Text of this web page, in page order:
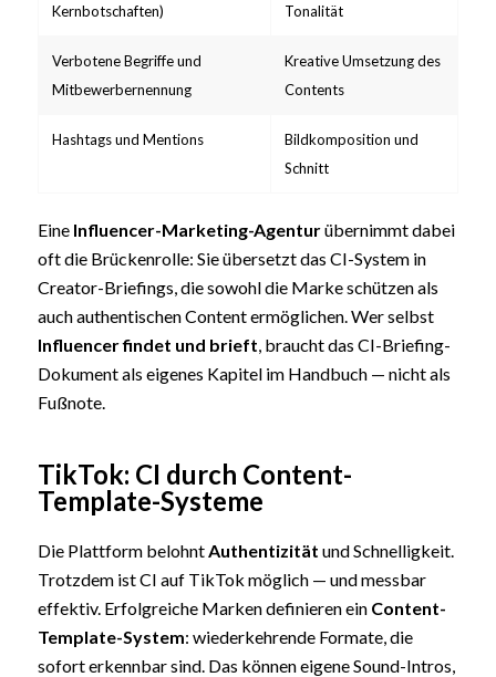
Kernbotschaften)
Tonalität
Verbotene Begriffe und
Mitbewerbernennung
Kreative Umsetzung des
Contents
Hashtags und Mentions
Bildkomposition und
Schnitt
Eine Influencer-Marketing-Agenturübernimmt dabei
oft die Brückenrolle: Sie übersetzt das CI-System in
Creator-Briefings, die sowohl die Marke schützen als
auch authentischen Content ermöglichen. Wer selbst
Influencer findet und brieft, braucht das CI-Briefing-
Dokument als eigenes Kapitel im Handbuch — nicht als
Fußnote.
TikTok: CI durch Content-
Template-Systeme
Die Plattform belohntAuthentizität und Schnelligkeit.
Trotzdem ist CI auf TikTok möglich — und messbar
effektiv. Erfolgreiche Marken definieren ein Content-
Template-System: wiederkehrende Formate, die
sofort erkennbar sind. Das können eigene Sound-Intros,